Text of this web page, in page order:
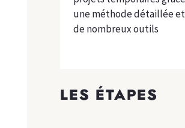
une méthode détaillée et
de nombreux outils
LES ÉTAPES